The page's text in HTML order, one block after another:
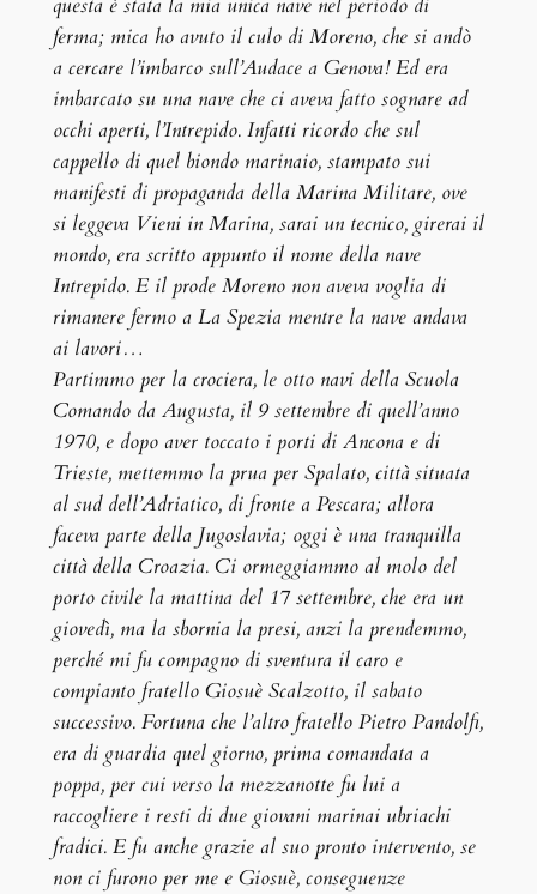
questa è stata la mia unica nave nel periodo di
ferma; mica ho avuto il culo di Moreno, che si andò
a cercare l’imbarco sull’Audace a Genova! Ed era
imbarcato su una nave che ci aveva fatto sognare ad
occhi aperti, l’Intrepido. Infatti ricordo che sul
cappello di quel biondo marinaio, stampato sui
manifesti di propaganda della Marina Militare, ove
si leggeva Vieni in Marina, sarai un tecnico, girerai il
mondo, era scritto appunto il nome della nave
Intrepido. E il prode Moreno non aveva voglia di
rimanere fermo a La Spezia mentre la nave andava
ai lavori…
Partimmo per la crociera, le otto navi della Scuola
Comando da Augusta, il 9 settembre di quell’anno
1970, e dopo aver toccato i porti di Ancona e di
Trieste, mettemmo la prua per Spalato, città situata
al sud dell’Adriatico, di fronte a Pescara; allora
faceva parte della Jugoslavia; oggi è una tranquilla
città della Croazia. Ci ormeggiammo al molo del
porto civile la mattina del 17 settembre, che era un
giovedì, ma la sbornia la presi, anzi la prendemmo,
perché mi fu compagno di sventura il caro e
compianto fratello Giosuè Scalzotto, il sabato
successivo. Fortuna che l’altro fratello Pietro Pandolfi,
era di guardia quel giorno, prima comandata a
poppa, per cui verso la mezzanotte fu lui a
raccogliere i resti di due giovani marinai ubriachi
fradici. E fu anche grazie al suo pronto intervento, se
non ci furono per me e Giosuè, conseguenze